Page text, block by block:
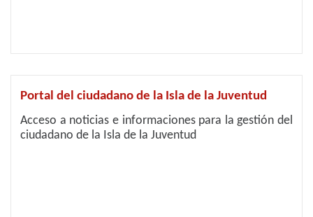
Portal del ciudadano de la Isla de la Juventud
Acceso a noticias e informaciones para la gestión del
ciudadano de la Isla de la Juventud